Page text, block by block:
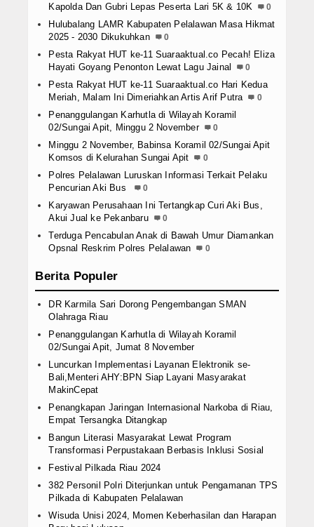
Kapolda Dan Gubri Lepas Peserta Lari 5K & 10K
0
Hulubalang LAMR Kabupaten Pelalawan Masa Hikmat
2025 - 2030 Dikukuhkan
0
Pesta Rakyat HUT ke-11 Suaraaktual.co Pecah! Eliza
Hayati Goyang Penonton Lewat Lagu Jainal
0
Pesta Rakyat HUT ke-11 Suaraaktual.co Hari Kedua
Meriah, Malam Ini Dimeriahkan Artis Arif Putra
0
Penanggulangan Karhutla di Wilayah Koramil
02/Sungai Apit, Minggu 2 November
0
Minggu 2 November, Babinsa Koramil 02/Sungai Apit
Komsos di Kelurahan Sungai Apit
0
Polres Pelalawan Luruskan Informasi Terkait Pelaku
Pencurian Aki Bus
0
Karyawan Perusahaan Ini Tertangkap Curi Aki Bus,
Akui Jual ke Pekanbaru
0
Terduga Pencabulan Anak di Bawah Umur Diamankan
Opsnal Reskrim Polres Pelalawan
0
Berita Populer
DR Karmila Sari Dorong Pengembangan SMAN
Olahraga Riau
Penanggulangan Karhutla di Wilayah Koramil
02/Sungai Apit, Jumat 8 November
Luncurkan Implementasi Layanan Elektronik se-
Bali,Menteri AHY:BPN Siap Layani Masyarakat
MakinCepat
Penangkapan Jaringan Internasional Narkoba di Riau,
Empat Tersangka Ditangkap
Bangun Literasi Masyarakat Lewat Program
Transformasi Perpustakaan Berbasis Inklusi Sosial
Festival Pilkada Riau 2024
382 Personil Polri Diterjunkan untuk Pengamanan TPS
Pilkada di Kabupaten Pelalawan
Wisuda Unisi 2024, Momen Keberhasilan dan Harapan